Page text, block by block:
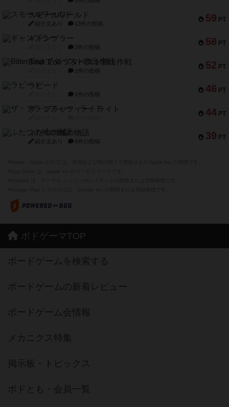
59 PT
スモールワールド
紹介文あり 13件の投稿
58 PT
ギャンブラー
2件の投稿
52 PT
Bitter End ブタペスト救出作戦
1件の投稿
46 PT
ラピード
1件の投稿
44 PT
ザ・フラッフィー・ライト
39 PT
ふたつの城の物語
紹介文あり 6件の投稿
ボドゲーマTOP
ボードゲームを検索する
ボードゲームの新着レビュー
ボードゲーム会情報
メカニクス特集
掲示板・トピックス
ボドとも・会員一覧